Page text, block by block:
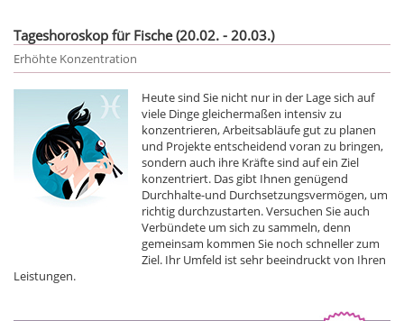
Tageshoroskop für Fische (20.02. - 20.03.)
Erhöhte Konzentration
Heute sind Sie nicht nur in der Lage sich auf
viele Dinge gleichermaßen intensiv zu
konzentrieren, Arbeitsabläufe gut zu planen
und Projekte entscheidend voran zu bringen,
sondern auch ihre Kräfte sind auf ein Ziel
konzentriert. Das gibt Ihnen genügend
Durchhalte-und Durchsetzungsvermögen, um
richtig durchzustarten. Versuchen Sie auch
Verbündete um sich zu sammeln, denn
gemeinsam kommen Sie noch schneller zum
Ziel. Ihr Umfeld ist sehr beeindruckt von Ihren
Leistungen.